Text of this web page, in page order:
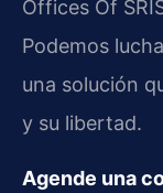
Offices Of
Podemos
una solución
y su libertad.
Agende una